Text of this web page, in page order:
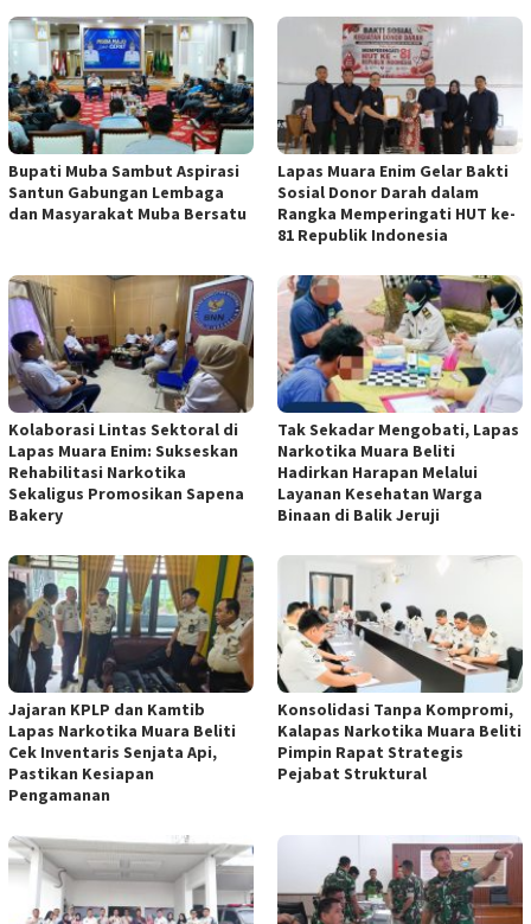
Bupati Muba Sambut Aspirasi
Santun Gabungan Lembaga
dan Masyarakat Muba Bersatu
Lapas Muara Enim Gelar Bakti
Sosial Donor Darah dalam
Rangka Memperingati HUT ke-
81 Republik Indonesia
Kolaborasi Lintas Sektoral di
Lapas Muara Enim: Sukseskan
Rehabilitasi Narkotika
Sekaligus Promosikan Sapena
Bakery
Tak Sekadar Mengobati, Lapas
Narkotika Muara Beliti
Hadirkan Harapan Melalui
Layanan Kesehatan Warga
Binaan di Balik Jeruji
Jajaran KPLP dan Kamtib
Lapas Narkotika Muara Beliti
Cek Inventaris Senjata Api,
Pastikan Kesiapan
Pengamanan
Konsolidasi Tanpa Kompromi,
Kalapas Narkotika Muara Beliti
Pimpin Rapat Strategis
Pejabat Struktural